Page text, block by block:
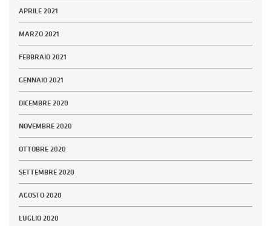
APRILE 2021
MARZO 2021
FEBBRAIO 2021
GENNAIO 2021
DICEMBRE 2020
NOVEMBRE 2020
OTTOBRE 2020
SETTEMBRE 2020
AGOSTO 2020
LUGLIO 2020